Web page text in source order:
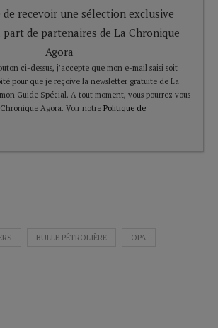
de recevoir une sélection exclusive
part de partenaires de La Chronique
Agora
ci-dessus, j’accepte que mon e-mail saisi soit
pour que je reçoive la newsletter gratuite de La
Guide Spécial. A tout moment, vous pourrez vous
Agora. Voir notre Politique de
BULLE PÉTROLIÈRE OPA